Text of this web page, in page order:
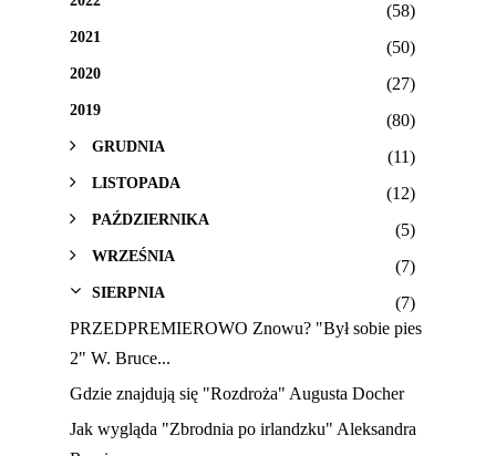
(58)
2021
(50)
2020
(27)
2019
(80)
GRUDNIA
(11)
LISTOPADA
(12)
PAŹDZIERNIKA
(5)
WRZEŚNIA
(7)
SIERPNIA
(7)
PRZEDPREMIEROWO Znowu? "Był sobie pies
2" W. Bruce...
Gdzie znajdują się "Rozdroża" Augusta Docher
Jak wygląda "Zbrodnia po irlandzku" Aleksandra